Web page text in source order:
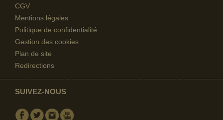
CGV
Mentions légales
Politique de confidentialité
Gestion des cookies
Plan de site
Redirections
SUIVEZ-NOUS
Facebook
TwitterInstagram